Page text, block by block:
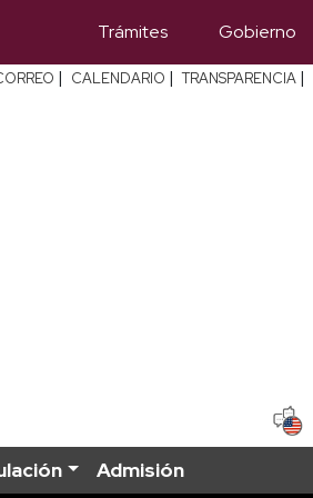
Trámites Gobierno
| CALENDARIO | TRANSPARENCIA |
Admisión